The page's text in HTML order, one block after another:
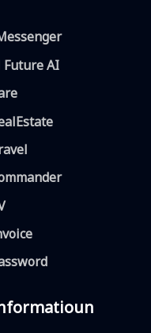
AI